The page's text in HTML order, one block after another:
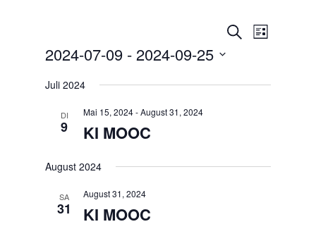
Suche
Suche
Liste
2024-07-09 - 2024-09-25
wählen.
Juli 2024
DI
9
Mai 15, 2024-August 31, 2024
KI MOOC
August 2024
SA
31
August 31, 2024
KI MOOC